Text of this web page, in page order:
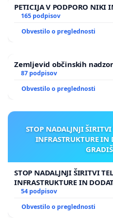
PETICIJA V PODPORO NIKI
165 podpisov
Obvestilo o preglednosti
Zemljevid občinskih
87 podpisov
Obvestilo o preglednosti
STOP NADALJNJI
INFRASTRUKTURE
STOP NADALJNJI ŠIRITVI
INFRASTRUKTURE IN
GRADIŠČAKU
54 podpisov
Obvestilo o preglednosti